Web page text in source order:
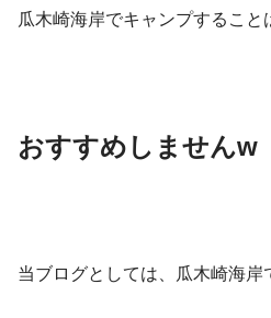
瓜木崎海岸でキャンプすること
おすすめしませんw
当ブログとしては、瓜木崎海岸